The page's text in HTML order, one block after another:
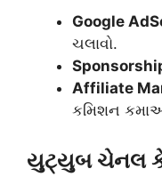
Google
ચલાવો.
Affiliate
કમિશન
યુટ્યુબ ચેનલ